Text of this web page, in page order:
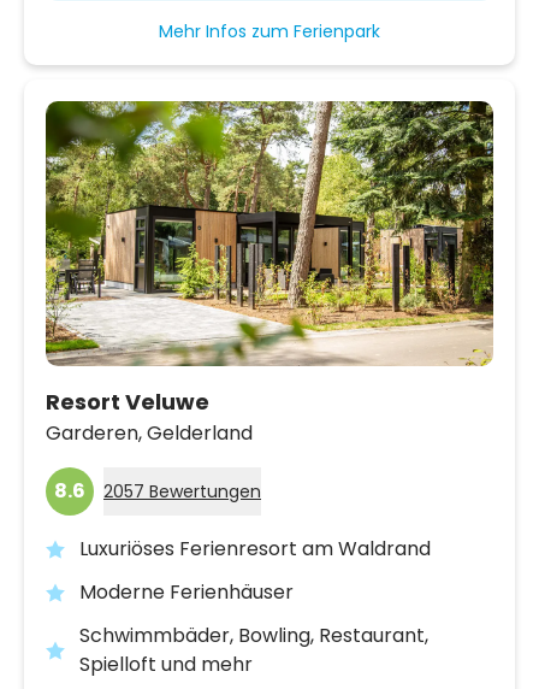
Mehr Infos zum Ferienpark
Resort Veluwe
Garderen,Gelderland
8.6 2057 Bewertungen
Luxuriöses Ferienresort am Waldrand
Moderne Ferienhäuser
Schwimmbäder, Bowling, Restaurant,
Spielloft und mehr